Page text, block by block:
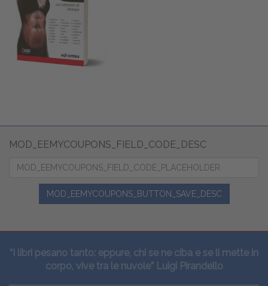
MOD_EEMYCOUPONS_FIELD_CODE_DESC
MOD_EEMYCOUPONS_BUTTON_SAVE_DESC
“I libri pesano tanto: eppure, chi se ne ciba e se li mette in
corpo, vive tra le nuvole” Luigi Pirandello